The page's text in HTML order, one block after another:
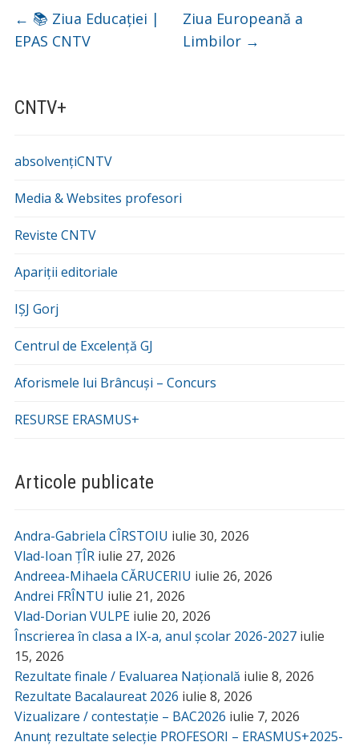
CNTV+
absolvențiCNTV
Media & Websites profesori
Reviste CNTV
Apariții editoriale
IȘJ Gorj
Centrul de Excelență GJ
Aforismele lui Brâncuși – Concurs
RESURSE ERASMUS+
Articole publicate
Andra-Gabriela CÎRSTOIU iulie 30, 2026
Vlad-Ioan ȚÎR iulie 27, 2026
Andreea-Mihaela CĂRUCERIU iulie 26, 2026
Andrei FRÎNTU iulie 21, 2026
Vlad-Dorian VULPE iulie 20, 2026
Înscrierea în clasa a IX-a, anul școlar 2026-2027 iulie
15, 2026
Rezultate finale / Evaluarea Națională iulie 8, 2026
Rezultate Bacalaureat 2026 iulie 8, 2026
Vizualizare / contestație – BAC2026 iulie 7, 2026
Anunț rezultate selecție PROFESORI – ERASMUS+2025-
← 📚 Ziua Educației |
EPAS CNTV
Ziua Europeană a
Limbilor →